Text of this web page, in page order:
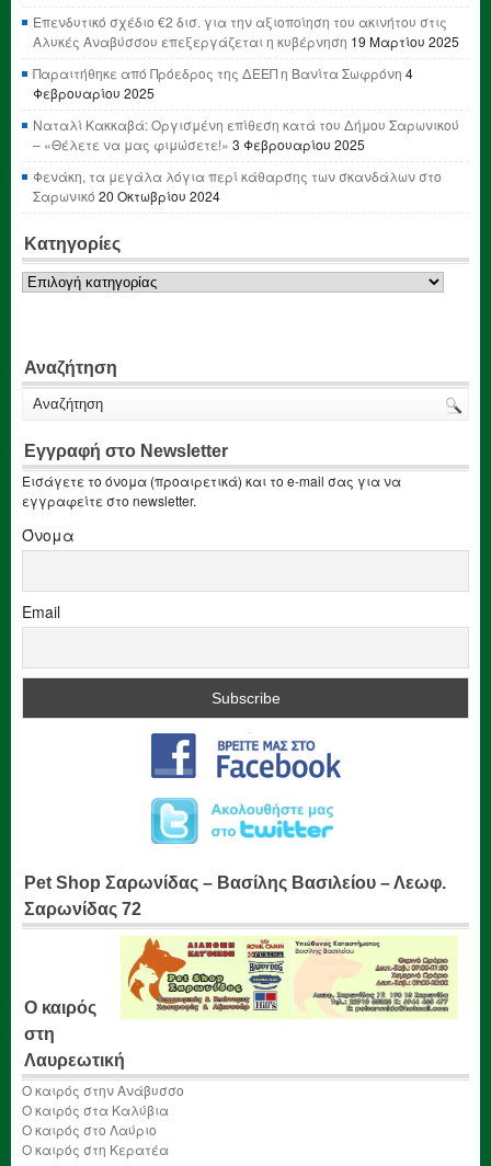
Επενδυτικό σχέδιο €2 δισ. για την αξιοποίηση του ακινήτου στις
Αλυκές Αναβύσσου επεξεργάζεται η κυβέρνηση 19 Μαρτίου 2025
Παραιτήθηκε από Πρόεδρος της ΔΕΕΠ η Βανίτα Σωφρόνη 4
Φεβρουαρίου 2025
Ναταλί Κακκαβά: Οργισμένη επίθεση κατά του Δήμου Σαρωνικού
– «Θέλετε να μας φιμώσετε!» 3 Φεβρουαρίου 2025
Φενάκη, τα μεγάλα λόγια περί κάθαρσης των σκανδάλων στο
Σαρωνικό 20 Οκτωβρίου 2024
Κατηγορίες
Κατηγορίες
Αναζήτηση
Εγγραφή στο Newsletter
Εισάγετε το όνομα (προαιρετικά) και το e-mail σας για να
εγγραφείτε στο newsletter.
Όνομα
Email
Pet Shop Σαρωνίδας – Βασίλης Βασιλείου – Λεωφ.
Σαρωνίδας 72
Ο καιρός
στη
Λαυρεωτική
Ο καιρός στην Ανάβυσσο
Ο καιρός στα Καλύβια
Ο καιρός στο Λαύριο
Ο καιρός στη Κερατέα